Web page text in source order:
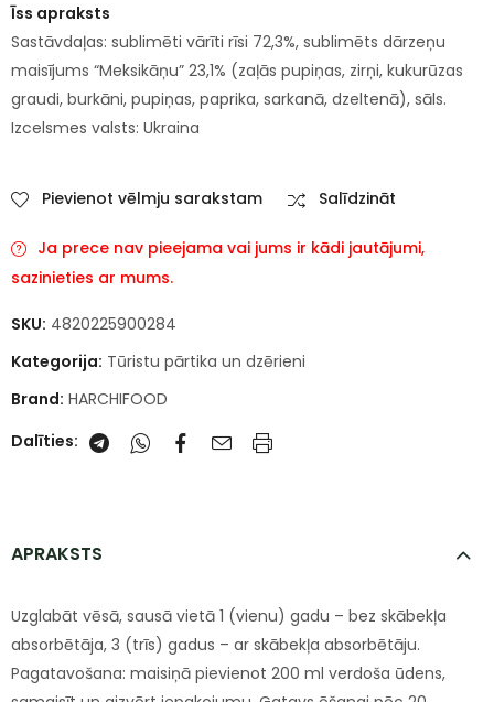
Īss apraksts
Sastāvdaļas: sublimēti vārīti rīsi 72,3%, sublimēts dārzeņu
maisījums “Meksikāņu” 23,1% (zaļās pupiņas, zirņi, kukurūzas
graudi, burkāni, pupiņas, paprika, sarkanā, dzeltenā), sāls.
Izcelsmes valsts: Ukraina
Pievienot vēlmju sarakstam Salīdzināt
Ja prece nav pieejama vai jums ir kādi jautājumi,
sazinieties ar mums.
SKU: 4820225900284
Kategorija: Tūristu pārtika un dzērieni
Brand: HARCHIFOOD
Dalīties:
APRAKSTS
Uzglabāt vēsā, sausā vietā 1 (vienu) gadu – bez skābekļa
absorbētāja, 3 (trīs) gadus – ar skābekļa absorbētāju.
Pagatavošana: maisiņā pievienot 200 ml verdoša ūdens,